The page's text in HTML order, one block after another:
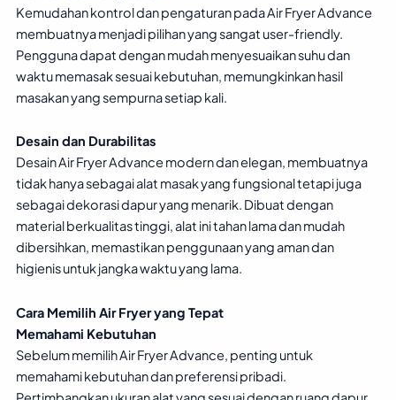
Kemudahan kontrol dan pengaturan pada Air Fryer Advance
membuatnya menjadi pilihan yang sangat user-friendly.
Pengguna dapat dengan mudah menyesuaikan suhu dan
waktu memasak sesuai kebutuhan, memungkinkan hasil
masakan yang sempurna setiap kali.
Desain dan Durabilitas
Desain Air Fryer Advance modern dan elegan, membuatnya
tidak hanya sebagai alat masak yang fungsional tetapi juga
sebagai dekorasi dapur yang menarik. Dibuat dengan
material berkualitas tinggi, alat ini tahan lama dan mudah
dibersihkan, memastikan penggunaan yang aman dan
higienis untuk jangka waktu yang lama.
Cara Memilih Air Fryer yang Tepat
Memahami Kebutuhan
Sebelum memilih Air Fryer Advance, penting untuk
memahami kebutuhan dan preferensi pribadi.